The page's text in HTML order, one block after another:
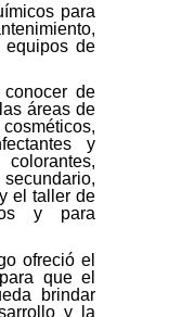
para
equipos de
de
áreas de
y
el taller de
y para
ofreció el
que el
brindar
y la